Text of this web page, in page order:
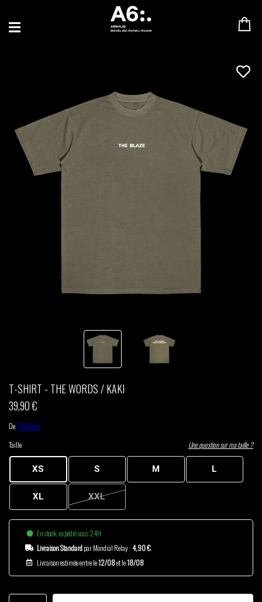
BLU SAMU
JASON GLASSER
JOHAN PAPACONSTANTINO
LOVE SUPREME
MAX BABY
T-SHIRT - THE WORDS / KAKI
39,90 €
DeThe Blaze
Taille
Une question sur ma taille ?
XS S M L
XL XXL
En stock, expédié sous 24H
Livraison Standardpar Mondial Relay : 4,90 €.
Livraison estimée entre le12/08et le18/08